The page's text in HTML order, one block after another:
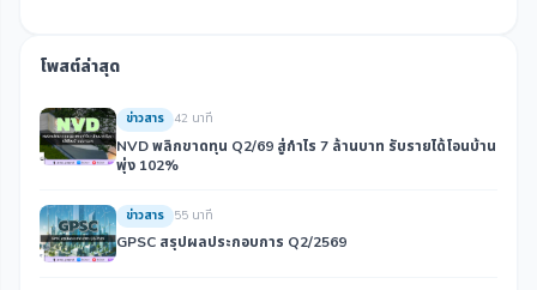
โพสต์ล่าสุด
ข่าวสาร 42 นาที
NVD พลิกขาดทุน Q2/69 สู่กำไร 7 ล้านบาท รับรายได้โอนบ้าน
พุ่ง 102%
ข่าวสาร 55 นาที
GPSC สรุปผลประกอบการ Q2/2569